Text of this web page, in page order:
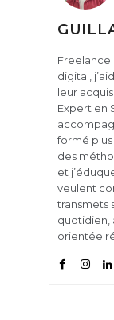
Freelance
digital,
leur
Expert en
formé plus
des
et
veulent
transmets
quotidien,
orientée